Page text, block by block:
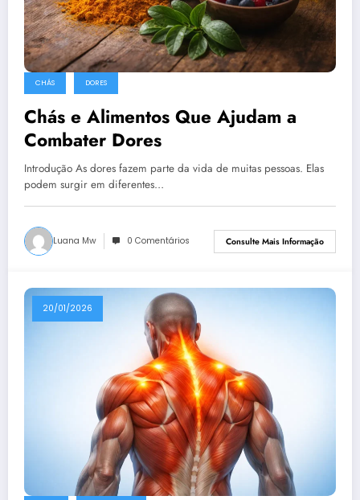
CHÁS DORES
Chás e Alimentos Que Ajudam a
Combater Dores
Introdução As dores fazem parte da vida de muitas pessoas. Elas
podem surgir em diferentes…
Luana Mw 0 Comentários Consulte Mais Informação
20/01/2026